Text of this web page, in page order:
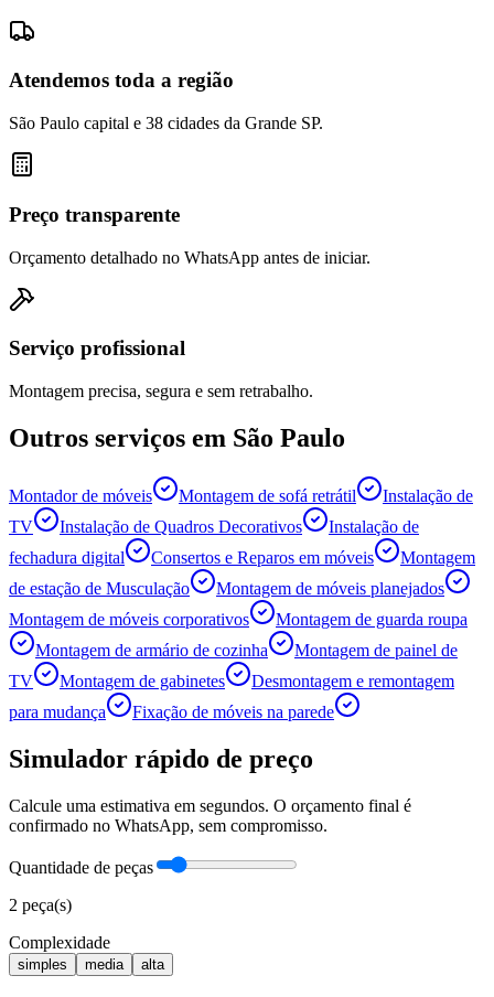
Atendemos toda a região
São Paulo capital e 38 cidades da Grande SP.
Preço transparente
Orçamento detalhado no WhatsApp antes de iniciar.
Serviço profissional
Montagem precisa, segura e sem retrabalho.
Outros serviços em São Paulo
Montador de móveis Montagem de sofá retrátil
Instalação de
TV
Instalação de Quadros Decorativos
Instalação de
fechadura digital
Consertos e Reparos em móveis
Montagem
de estação de Musculação
Montagem de móveis planejados
Montagem de móveis corporativos
Montagem de guarda roupa
Montagem de armário de cozinha
Montagem de painel de
TV
Montagem de gabinetes
Desmontagem e remontagem
para mudança
Fixação de móveis na parede
Simulador rápido de preço
Calcule uma estimativa em segundos. O orçamento final é
confirmado no WhatsApp, sem compromisso.
Quantidade de peças
2 peça(s)
Complexidade
simples media alta